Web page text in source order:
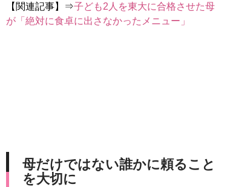
【関連記事】⇒子ども2人を東大に合格させた母
が「絶対に食卓に出さなかったメニュー」
母だけではない誰かに頼ること
を大切に